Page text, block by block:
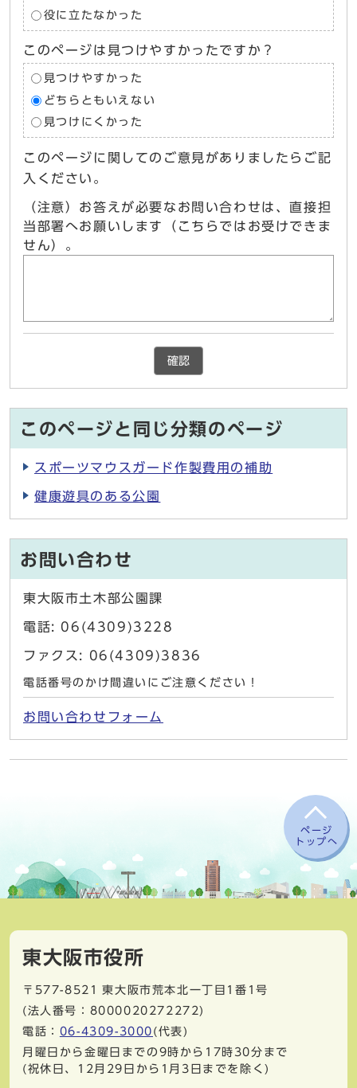
役に立たなかった
このページは見つけやすかったですか？
見つけやすかった
どちらともいえない
見つけにくかった
このページに関してのご意見がありましたらご記
入ください。
（注意）お答えが必要なお問い合わせは、直接担
当部署へお願いします（こちらではお受けできま
せん）。
確認
このページと同じ分類のページ
スポーツマウスガード作製費用の補助
健康遊具のある公園
お問い合わせ
東大阪市土木部公園課
電話: 06(4309)3228
ファクス: 06(4309)3836
電話番号のかけ間違いにご注意ください！
お問い合わせフォーム
ページ
トップへ
東大阪市役所
〒577-8521
東大阪市荒本北一丁目1番1号
(法人番号：8000020272272)
電話： 06-4309-3000 (代表)
月曜日から金曜日までの9時から17時30分まで
(祝休日、12月29日から1月3日までを除く)